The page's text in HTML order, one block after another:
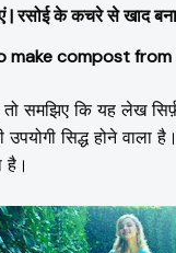
| रसोई के कचरे से खाद
make compost
तो समझिए कि यह लेख
उपयोगी सिद्ध होने
है।